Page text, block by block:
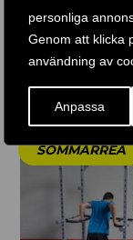
personliga
Genom att klicka
användning av
Anpassa
Betygsatt5.00
1 .690
KÖP PRODUKT